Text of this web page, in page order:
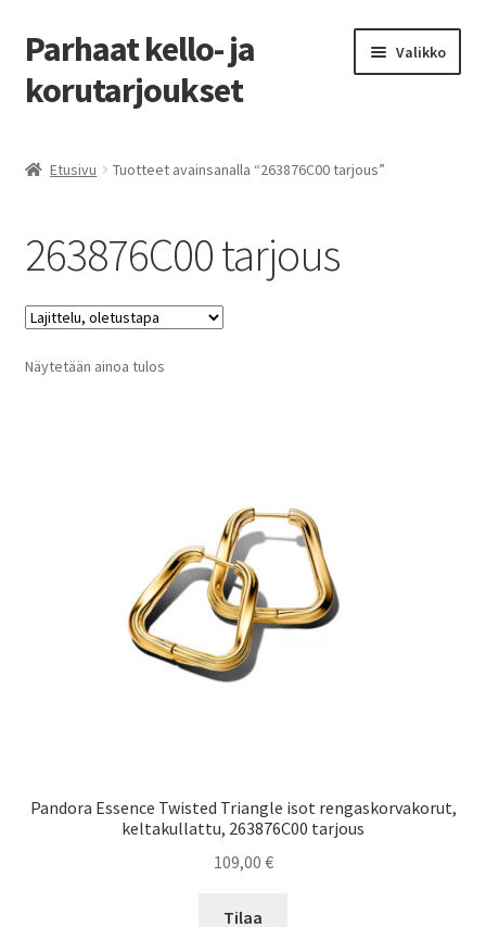
Siirry
navigointiin
Siirry
sisältöön
Parhaat kello- ja
korutarjoukset
Valikko
Etusivu Tuotteet avainsanalla “263876C00 tarjous”
263876C00 tarjous
Näytetään ainoa tulos
Pandora Essence Twisted Triangle isot rengaskorvakorut,
keltakullattu, 263876C00 tarjous
109,00 €
Tilaa